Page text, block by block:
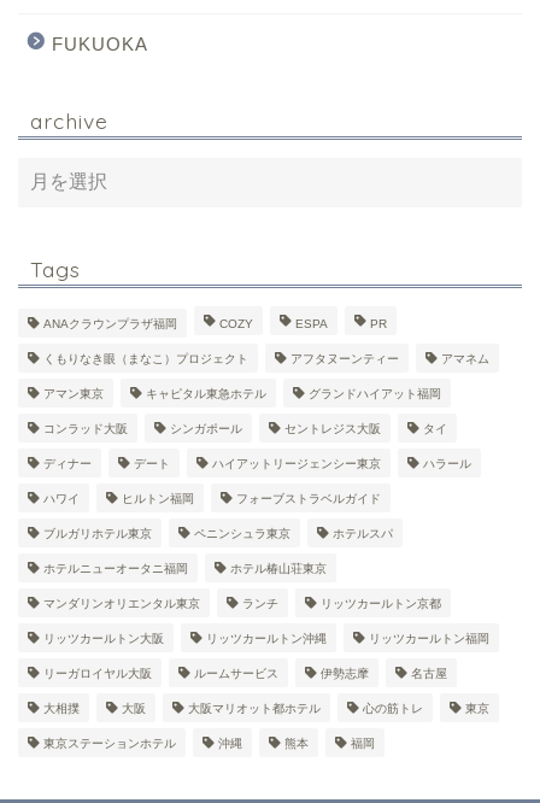
FUKUOKA
archive
Tags
ANAクラウンプラザ福岡 COZY ESPA PR
くもりなき眼（まなこ）プロジェクト アフタヌーンティー アマネム
アマン東京 キャピタル東急ホテル グランドハイアット福岡
コンラッド大阪 シンガポール セントレジス大阪 タイ
ディナー デート ハイアットリージェンシー東京 ハラール
ハワイ ヒルトン福岡 フォーブストラベルガイド
ブルガリホテル東京 ペニンシュラ東京 ホテルスパ
ホテルニューオータニ福岡 ホテル椿山荘東京
マンダリンオリエンタル東京 ランチ リッツカールトン京都
リッツカールトン大阪 リッツカールトン沖縄 リッツカールトン福岡
リーガロイヤル大阪 ルームサービス 伊勢志摩 名古屋
大相撲 大阪 大阪マリオット都ホテル 心の筋トレ 東京
東京ステーションホテル 沖縄 熊本 福岡